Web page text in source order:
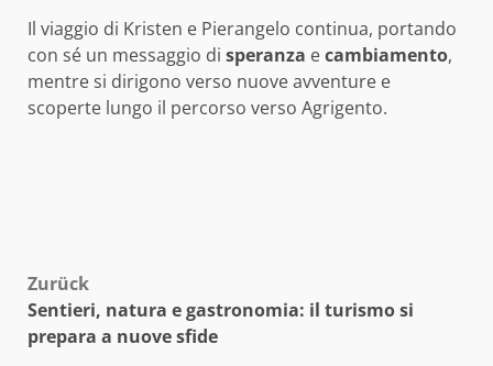
Il viaggio di Kristen e Pierangelo continua, portando
con sé un messaggio di speranza ecambiamento,
mentre si dirigono verso nuove avventure e
scoperte lungo il percorso verso Agrigento.
Beitragsnavigation
Zurück
Sentieri, natura e gastronomia: il turismo si
prepara a nuove sfide